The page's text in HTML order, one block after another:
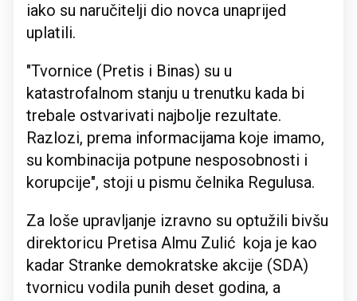
iako su naručitelji dio novca unaprijed
uplatili.
"Tvornice (Pretis i Binas) su u
katastrofalnom stanju u trenutku kada bi
trebale ostvarivati najbolje rezultate.
Razlozi, prema informacijama koje imamo,
su kombinacija potpune nesposobnosti i
korupcije", stoji u pismu čelnika Regulusa.
Za loše upravljanje izravno su optužili bivšu
direktoricu Pretisa Almu Zulić koja je kao
kadar Stranke demokratske akcije (SDA)
tvornicu vodila punih deset godina, a